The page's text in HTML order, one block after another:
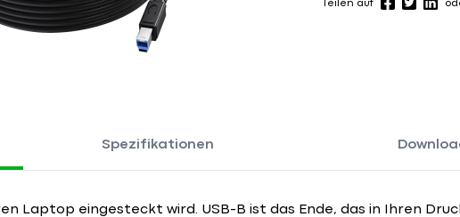
Teilen auf
Spezifikationen
Laptop eingesteckt wird. USB-B ist das Ende, das in Ihren